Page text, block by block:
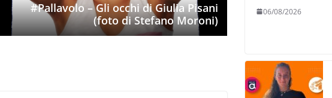
#Pallavolo – Gli occhi di Giulia Pisani
(foto di Stefano Moroni)
06/08/2026